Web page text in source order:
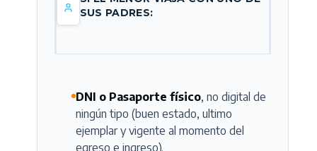
SUS PADRES:
DNI o Pasaporte físico, no digital de
ningún tipo (buen estado, ultimo
ejemplar y vigente al momento del
egreso e ingreso).